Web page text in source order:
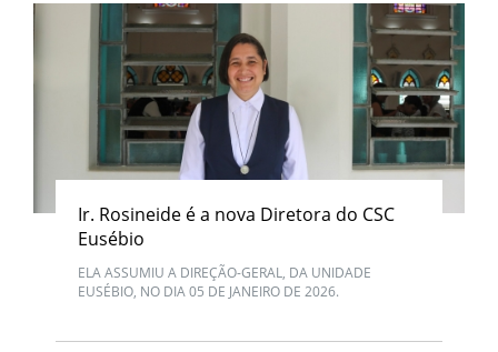
Ir. Rosineide é a nova Diretora do CSC
Eusébio
ELA ASSUMIU A DIREÇÃO-GERAL, DA UNIDADE
EUSÉBIO, NO DIA 05 DE JANEIRO DE 2026.